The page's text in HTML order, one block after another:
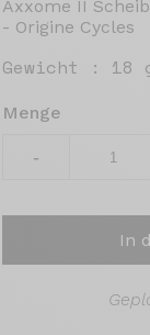
Axxome II
- Origine Cycles
Gewicht : 18
Menge
-
In